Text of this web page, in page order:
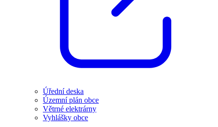
Úřední deska
Územní plán obce
Větrné elektrárny
Vyhlášky obce